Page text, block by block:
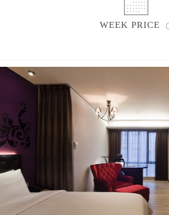
WEEK PRICE